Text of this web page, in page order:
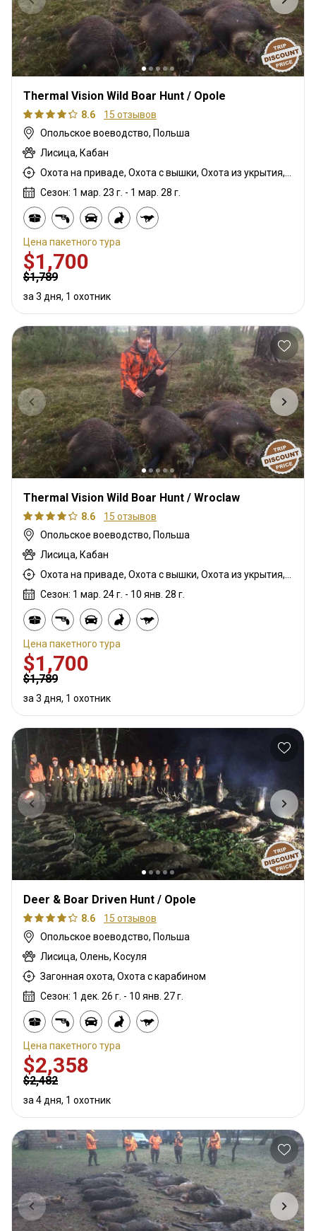
Thermal Vision Wild Boar Hunt / Opole
8.6
15 отзывов
Опольское воеводство, Польша
Лисица, Кабан
Сезон: 1 мар. 23 г. - 1 мар. 28 г.
Цена пакетного тура
$1,700
$1,789
за 3 дня, 1 охотник
Thermal Vision Wild Boar Hunt / Wroclaw
8.6
15 отзывов
Опольское воеводство, Польша
Лисица, Кабан
Сезон: 1 мар. 24 г. - 10 янв. 28 г.
Цена пакетного тура
$1,700
$1,789
за 3 дня, 1 охотник
Deer & Boar Driven Hunt / Opole
8.6
15 отзывов
Опольское воеводство, Польша
Лисица, Олень, Косуля
Загонная охота, Охота с карабином
Сезон: 1 дек. 26 г. - 10 янв. 27 г.
Цена пакетного тура
$2,358
$2,482
за 4 дня, 1 охотник